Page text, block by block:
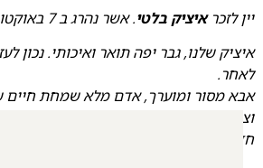
יין לזכראיציק בלטי. אשר נהרג ב 7 באוקטובר 2023.
איציק שלנו, גבר יפה תואר ואיכותי. נכון
לאחר.
אבא מסור ומוערך, אדם מלא שמחת חיים
וצחוק על הסובבים אותו.
חד וכריזמטי – לוחם בנפשו וברוחו.